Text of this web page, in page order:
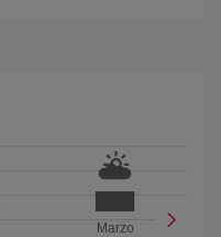
Marzo